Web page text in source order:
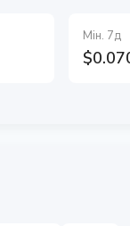
Мін. 7д